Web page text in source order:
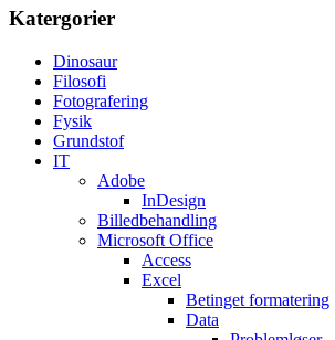
Katergorier
Dinosaur
Filosofi
Fotografering
Fysik
Grundstof
IT
Adobe
InDesign
Billedbehandling
Microsoft Office
Access
Excel
Betinget formatering
Data